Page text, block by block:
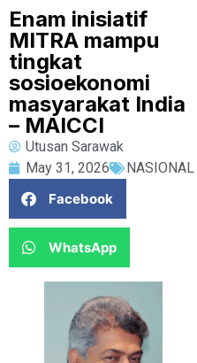
Enam inisiatif
MITRA mampu
tingkat
sosioekonomi
masyarakat India
– MAICCI
Utusan Sarawak
May 31, 2026
NASIONAL
Facebook
WhatsApp